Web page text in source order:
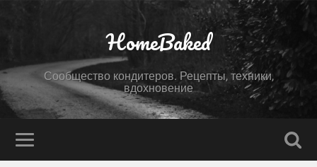
HomeBaked
Сообщество кондитеров. Рецепты, техники,
вдохновение